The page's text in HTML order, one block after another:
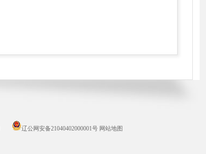
辽公网安备21040402000001号 网站地图